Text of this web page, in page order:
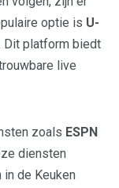
optie is U-
Dit platform biedt
live
zoals ESPN
diensten
in de Keuken